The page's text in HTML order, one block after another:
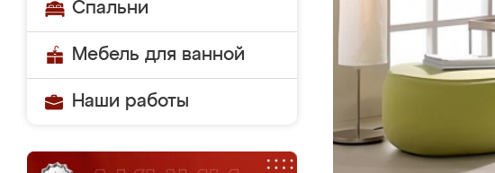
Спальни
Мебель для ванной
Наши работы